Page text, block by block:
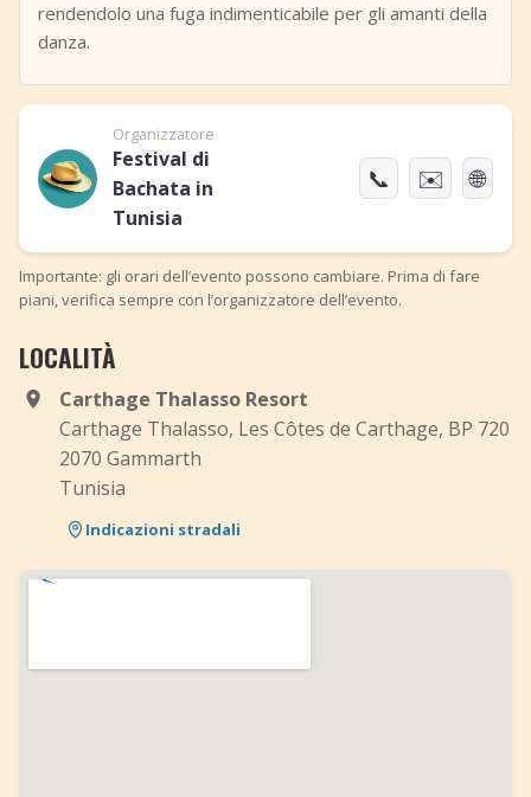
rendendolo una fuga indimenticabile per gli amanti della
danza.
Organizzatore
Festival di
Bachata in
Tunisia
📞 ✉️ 🌐
Importante: gli orari dell’evento possono cambiare. Prima di fare
piani, verifica sempre con l’organizzatore dell’evento.
LOCALITÀ
Carthage Thalasso Resort
Carthage Thalasso, Les Côtes de Carthage, BP 720
2070 Gammarth
Tunisia
Indicazioni stradali